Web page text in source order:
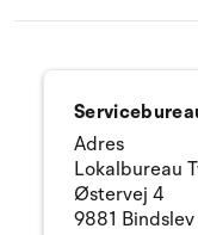
Adres
Lokalbureau
Østervej 4
9881 Bindslev